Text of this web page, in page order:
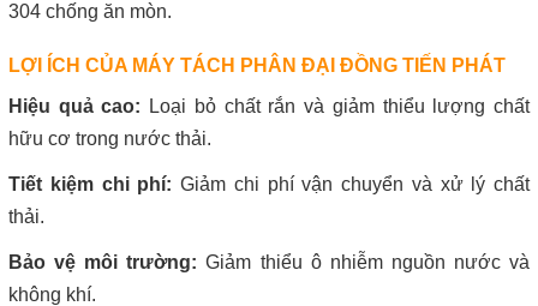
304 chống ăn mòn.
LỢI ÍCH CỦA MÁY TÁCH PHÂN ĐẠI ĐỒNG TIẾN PHÁT
Hiệu quả cao: Loại bỏ chất rắn và giảm thiểu lượng chất
hữu cơ trong nước thải.
Tiết kiệm chi phí: Giảm chi phí vận chuyển và xử lý chất
thải.
Bảo vệ môi trường: Giảm thiểu ô nhiễm nguồn nước và
không khí.